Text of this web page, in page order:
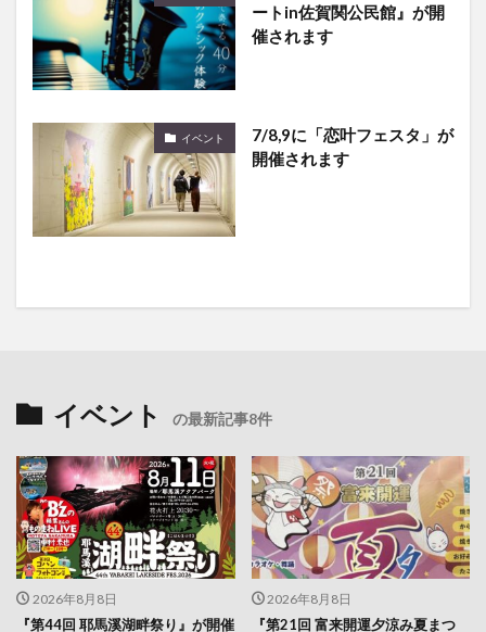
ートin佐賀関公民館』が開
催されます
イベント
7/8,9に「恋叶フェスタ」が
開催されます
イベント の最新記事8件
2026年8月8日
『第44回 耶馬溪湖畔祭り』が開催
2026年8月8日
『第21回 富来開運夕涼み夏まつ